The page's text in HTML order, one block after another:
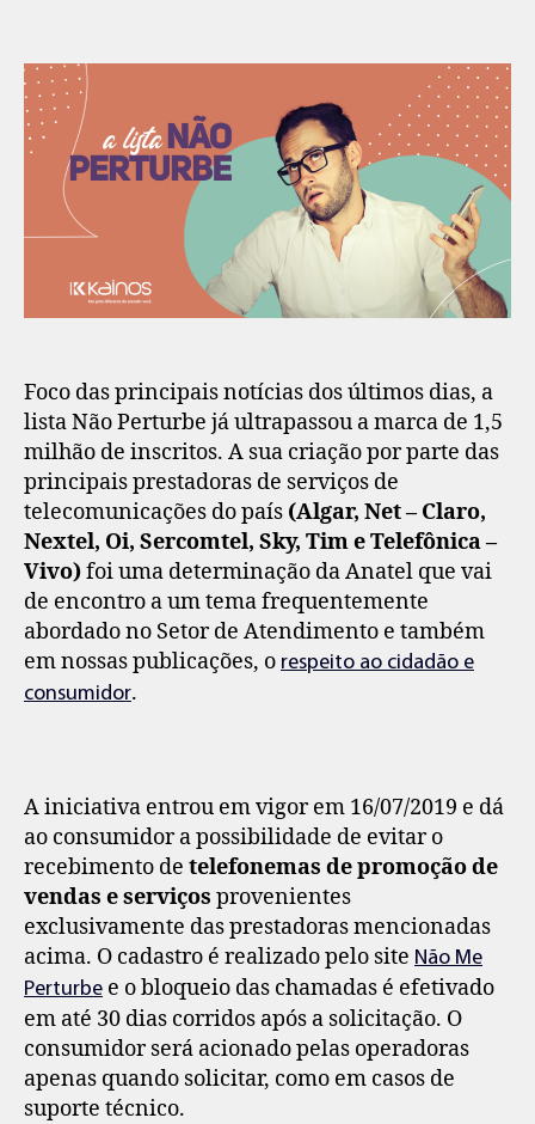
Foco das principais notícias dos últimos dias, a
lista Não Perturbe já ultrapassou a marca de 1,5
milhão de inscritos. A sua criação por parte das
principais prestadoras de serviços de
telecomunicações do país (Algar, Net – Claro,
Nextel, Oi, Sercomtel, Sky, Tim e Telefônica –
Vivo)foi uma determinação da Anatel que vai
de encontro a um tema frequentemente
abordado no Setor de Atendimento e também
em nossas publicações, o respeito ao cidadão e
consumidor.
A iniciativa entrou em vigor em 16/07/2019 e dá
ao consumidor a possibilidade de evitar o
recebimento de telefonemas de promoção de
vendas e serviços provenientes
exclusivamente das prestadoras mencionadas
acima. O cadastro é realizado pelo site Não Me
Perturbe e o bloqueio das chamadas é efetivado
em até 30 dias corridos após a solicitação. O
consumidor será acionado pelas operadoras
apenas quando solicitar, como em casos de
suporte técnico.